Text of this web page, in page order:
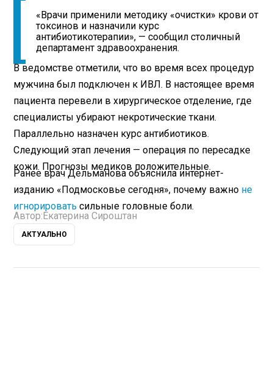
«Врачи применили методику «очистки» крови от
токсинов и назначили курс
антибиотикотерапии», — сообщил столичный
департамент здравоохранения.
В ведомстве отметили, что во время всех процедур
мужчина был подключен к ИВЛ. В настоящее время
пациента перевели в хирургическое отделение, где
специалисты убирают некротические ткани.
Параллельно назначен курс антибиотиков.
Следующий этап лечения — операция по пересадке
кожи. Прогнозы медиков положительные.
Ранее врач Дельманова объяснила интернет-
изданию «Подмосковье сегодня», почему важно не
игнорировать сильные головные боли.
Автор: Екатерина Сироштан
АКТУАЛЬНО